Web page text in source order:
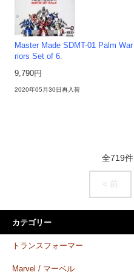
Master Made SDMT-01 Palm War
riors Set of 6.
9,790円
2020年05月30日再入荷
全719件
< 前
カテゴリー
トランスフォーマー
Marvel / マーベル